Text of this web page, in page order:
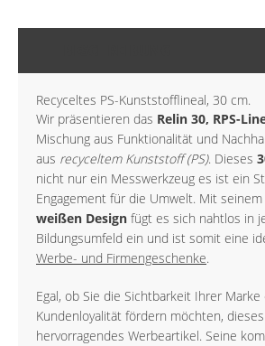
Recyceltes PS-Kunststofflineal, 30 cm.
Wir präsentieren das Relin 30, RPS-
Mischung aus Funktionalität und
aus recyceltem Kunststoff (PS). Dieses
nicht nur ein Messwerkzeug es ist ein
Engagement für die Umwelt. Mit
weißen Design fügt es sich nahtlos in
Bildungsumfeld ein und ist somit eine
Werbe- und Firmengeschenke.
Egal, ob Sie die Sichtbarkeit Ihrer
Kundenloyalität fördern möchten,
hervorragendes Werbeartikel. Seine